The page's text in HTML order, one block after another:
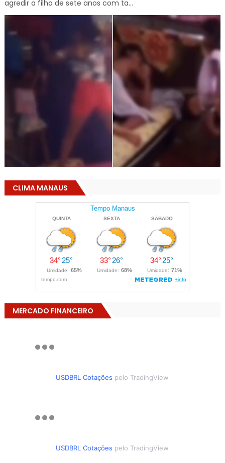
agredir a filha de sete anos com ta...
CLIMA MANAUS
MERCADO FINANCEIRO
USDBRL Cotações pelo TradingView
USDBRL Cotações pelo TradingView